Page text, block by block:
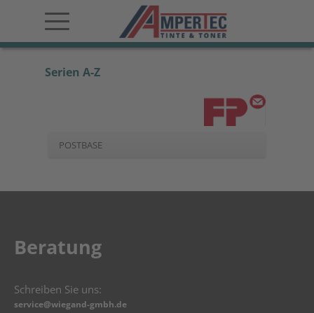
Serien A-Z
POSTBASE
Beratung
Schreiben Sie uns:
service@wiegand-gmbh.de